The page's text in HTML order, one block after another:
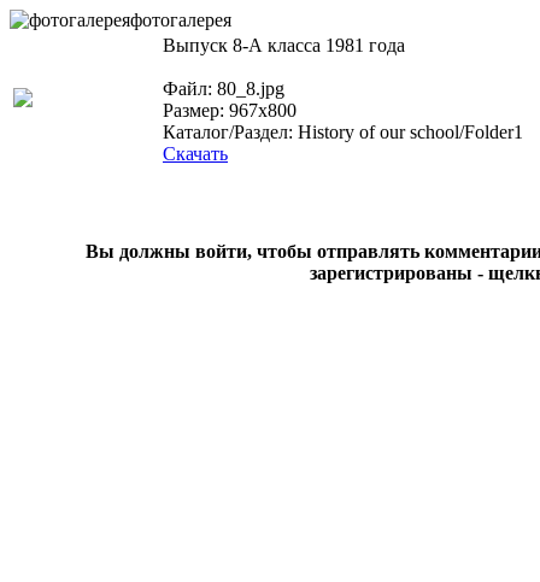
фотогалерея
Выпуск 8-А класса 1981 года
Файл: 80_8.jpg
Размер: 967x800
Каталог/Раздел: History of our school/Folder1
Скачать
Вы должны войти, чтобы отправлять комментарии
зарегистрированы -